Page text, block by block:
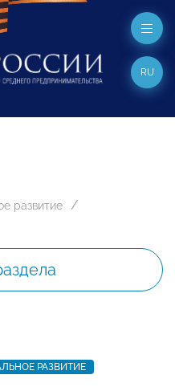
RU
развитие
РАЗВИТИЕ